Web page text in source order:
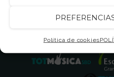
Política de cookies